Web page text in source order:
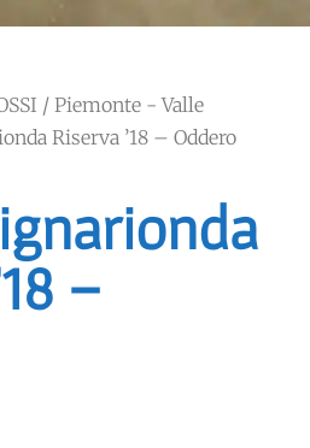
/ Piemonte - Valle
Riserva ’18 – Oddero
–